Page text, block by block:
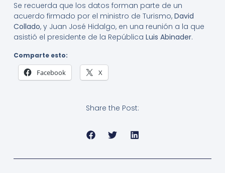
Se recuerda que los datos forman parte de un
acuerdo firmado por el ministro de Turismo, David
Collado, y Juan José Hidalgo, en una reunión a la que
asistió el presidente de la República Luis Abinader.
Comparte esto:
Facebook X
Share the Post: